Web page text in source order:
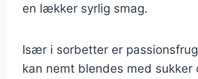
en lækker syrlig smag.
Især i sorbetter er
kan nemt blendes med sukker